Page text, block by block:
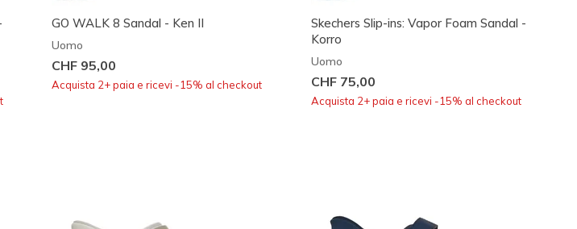
GO WALK 8 Sandal - Ken II
Uomo
CHF 95,00
Acquista 2+ paia e ricevi -15% al checkout
Skechers Slip-ins: Vapor Foam Sandal -
Korro
Uomo
CHF 75,00
Acquista 2+ paia e ricevi -15% al checkout